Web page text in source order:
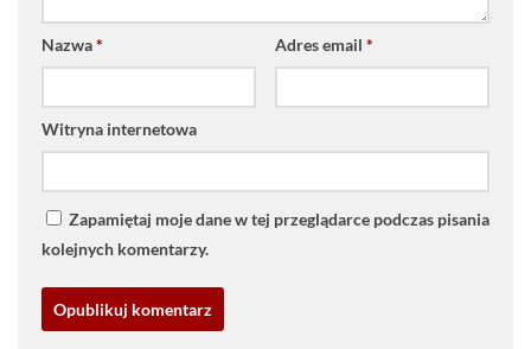
Nazwa* Adres email *
Witryna internetowa
Zapamiętaj moje dane w tej przeglądarce podczas pisania
kolejnych komentarzy.